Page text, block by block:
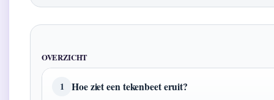
OVERZICHT
1 Hoe ziet een tekenbeet eruit?